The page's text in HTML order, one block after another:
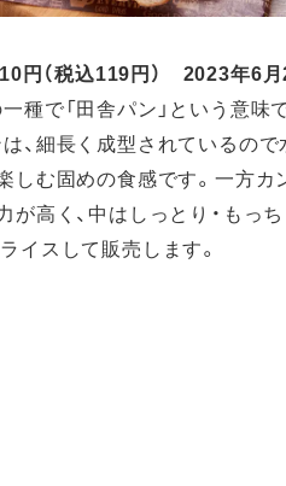
10円（税込119円） 2023年6月
で「田舎パン」という意味で
、細長く成型されているの
しむ固めの食感です。一方
が高く、中はしっとり・もっ
イスして販売します。